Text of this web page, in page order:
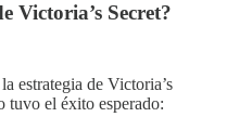
Victoria’s Secret?
estrategia de Victoria’s
tuvo el éxito esperado: